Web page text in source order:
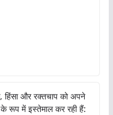
हिंसा और रक्तचाप को अपने
के रूप में इस्तेमाल कर रही हैं: